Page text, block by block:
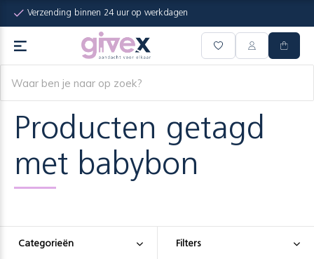
Verzending binnen 24 uur op werkdagen
Producten getagd
met babybon
Categorieën Filters